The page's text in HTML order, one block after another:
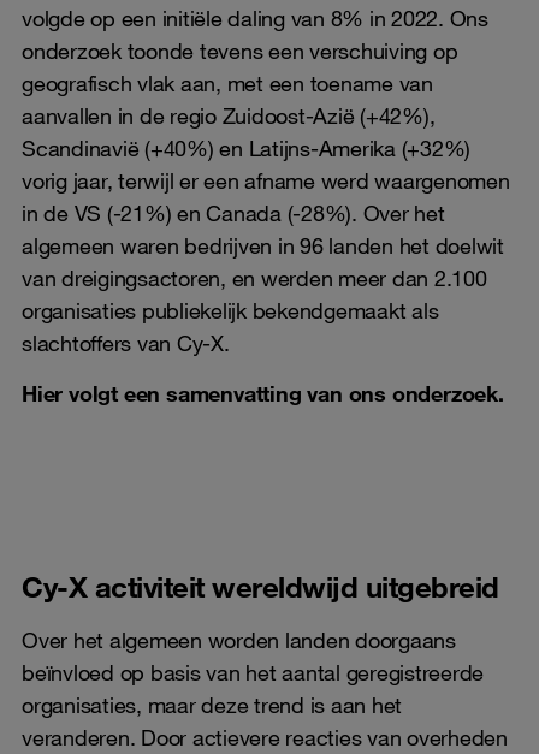
volgde op een initiële daling van 8% in 2022. Ons
onderzoek toonde tevens een verschuiving op
geografisch vlak aan, met een toename van
aanvallen in de regio Zuidoost-Azië (+42%),
Scandinavië (+40%) en Latijns-Amerika (+32%)
vorig jaar, terwijl er een afname werd waargenomen
in de VS (-21%) en Canada (-28%). Over het
algemeen waren bedrijven in 96 landen het doelwit
van dreigingsactoren, en werden meer dan 2.100
organisaties publiekelijk bekendgemaakt als
slachtoffers van Cy-X.
Hier volgt een samenvatting van ons onderzoek.
Cy-X activiteit wereldwijd uitgebreid
Over het algemeen worden landen doorgaans
beïnvloed op basis van het aantal geregistreerde
organisaties, maar deze trend is aan het
veranderen. Door actievere reacties van overheden